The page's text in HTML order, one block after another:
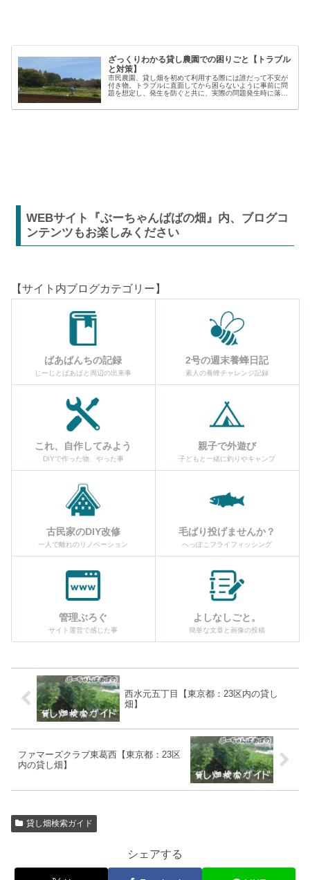
ざっくりわかる貸し農園での困りごと【トラブル
と対策】
市民農園、貸し畑を初めて利用する際には誰だって不安が
付き物。トラブルに直面してから困らないように事前に問
題を想定し、発生を防ぐと共に、実際の問題発生時に落ち
【困った】と【トラブル】困りごとト...
WEBサイト『ぶーちゃんばばの畑』内、ブログコ
ンテンツもお楽しみください
【サイト内ブログカテゴリー】
ばあばんちの記録
じーじとばあばと周辺の出来事
2号の週末養蜂日記
素人の養蜂チャレンジ記録
これ、自作してみよう
DIYで作った物、やった事
親子で外遊び
子どもと一緒に釣りやキャンプ
古民家のDIY改修
一人で離れのリノベーション
毛ばり投げませんか？
へっぽこフライフィッシング
管理ぶろぐ
サイト運営で感じた事
よしなしごと。
簡単な文章と画像の投稿
西水元五丁目【東京都：23区内の貸し
畑】
ファマーズクラブ東葛西【東京都：23区
内の貸し畑】
貸し畑検索ガイド
シェアする